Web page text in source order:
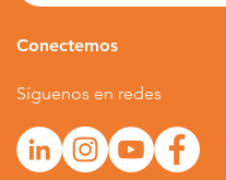
Conectemos
Síguenos en redes